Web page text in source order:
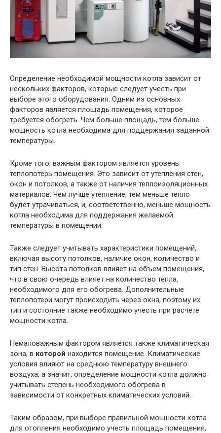
Определение необходимой мощности котла зависит от
нескольких факторов, которые следует учесть при
выборе этого оборудования. Одним из основных
факторов является площадь помещения, которое
требуется обогреть. Чем больше площадь, тем больше
мощность котла необходима для поддержания заданной
температуры.
Кроме того, важным фактором является уровень
теплопотерь помещения. Это зависит от утепления стен,
окон и потолков, а также от наличия теплоизоляционных
материалов. Чем лучше утепление, тем меньше тепло
будет утрачиваться, и, соответственно, меньше мощность
котла необходима для поддержания желаемой
температуры в помещении.
Также следует учитывать характеристики помещений,
включая высоту потолков, наличие окон, количество и
тип стен. Высота потолков влияет на объем помещения,
что в свою очередь влияет на количество тепла,
необходимого для его обогрева. Дополнительные
теплопотери могут происходить через окна, поэтому их
тип и состояние также необходимо учесть при расчете
мощности котла.
Немаловажным фактором является также климатическая
зона, в которой находится помещение. Климатические
условия влияют на среднюю температуру внешнего
воздуха, а значит, определение мощности котла должно
учитывать степень необходимого обогрева в
зависимости от конкретных климатических условий.
Таким образом, при выборе правильной мощности котла
для отопления необходимо учесть площадь помещения,